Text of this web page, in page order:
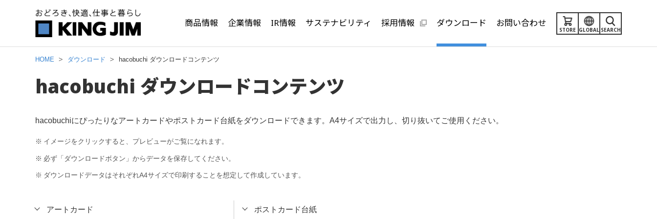
SEARCH
GLOBAL
STORE
商品情報 企業情報 IR情報 サステナビリティ 採用情報 ダウンロード お問い合わせ
HOME ダウンロード hacobuchi ダウンロードコンテンツ
hacobuchi ダウンロードコンテンツ
hacobuchiにぴったりなアートカードやポストカード台紙をダウンロードできます。A4サイズで出力し、切り抜いてご使用ください。
※ イメージをクリックすると、プレビューがご覧になれます。
※ 必ず「ダウンロードボタン」からデータを保存してください。
※ ダウンロードデータはそれぞれA4サイズで印刷することを想定して作成しています。
アートカード ポストカード台紙